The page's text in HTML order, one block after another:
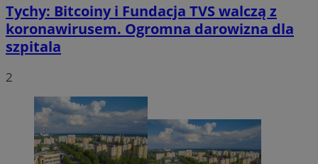
Tychy: Bitcoiny i Fundacja TVS walczą z
koronawirusem. Ogromna darowizna dla
szpitala
2